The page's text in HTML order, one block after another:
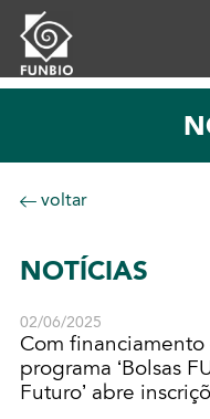
voltar
NOTÍCIAS
02/06/2025
Com
programa ‘Bolsas
Futuro’ abre